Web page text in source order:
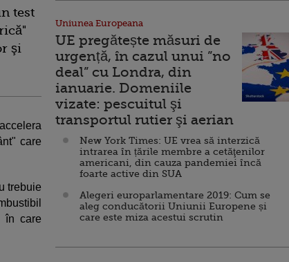
test
şi
care
trebuie
în care
Uniunea Europeana
UE pregătește măsuri de
urgență, în cazul unui ”no
deal” cu Londra, din
ianuarie. Domeniile
vizate: pescuitul şi
transportul rutier şi aerian
New York Times: UE vrea să interzică
intrarea în țările membre a cetăţenilor
americani, din cauza pandemiei încă
foarte active din SUA
Alegeri europarlamentare 2019: Cum se
aleg conducătorii Uniunii Europene și
care este miza acestui scrutin